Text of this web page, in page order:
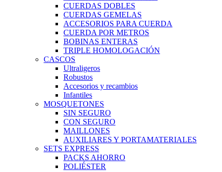
CUERDAS DOBLES
CUERDAS GEMELAS
ACCESORIOS PARA CUERDA
CUERDA POR METROS
BOBINAS ENTERAS
TRIPLE HOMOLOGACIÓN
CASCOS
Ultraligeros
Robustos
Accesorios y recambios
Infantiles
MOSQUETONES
SIN SEGURO
CON SEGURO
MAILLONES
AUXILIARES Y PORTAMATERIALES
SETS EXPRESS
PACKS AHORRO
POLIÉSTER